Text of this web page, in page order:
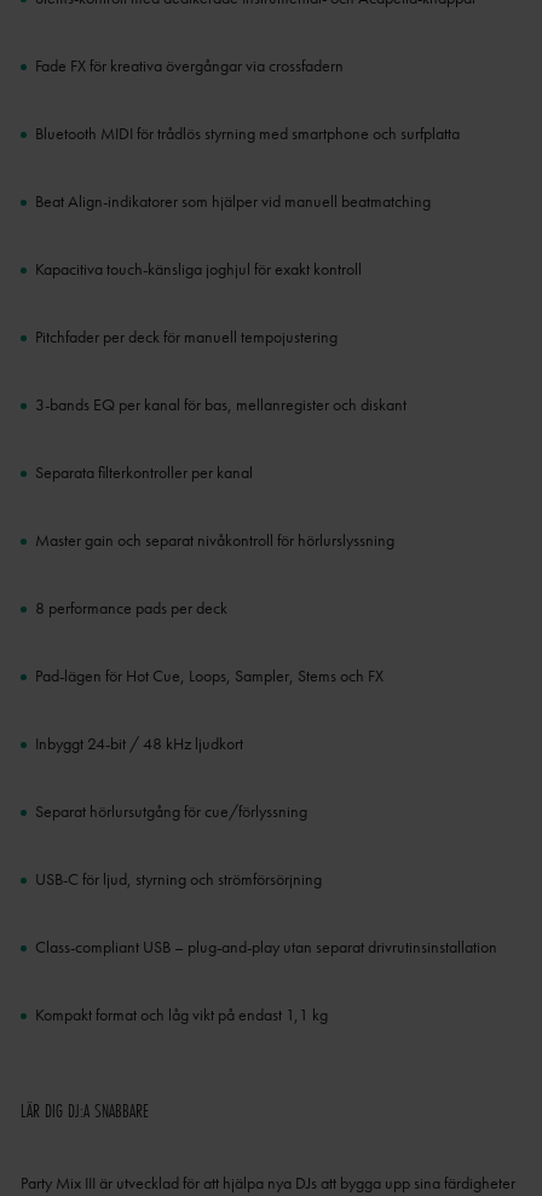
Fade FX för kreativa övergångar via crossfadern
Bluetooth MIDI för trådlös styrning med smartphone och surfplatta
Beat Align-indikatorer som hjälper vid manuell beatmatching
Kapacitiva touch-känsliga joghjul för exakt kontroll
Pitchfader per deck för manuell tempojustering
3-bands EQ per kanal för bas, mellanregister och diskant
Separata filterkontroller per kanal
Master gain och separat nivåkontroll för hörlurslyssning
8 performance pads per deck
Pad-lägen för Hot Cue, Loops, Sampler, Stems och FX
Inbyggt 24-bit / 48 kHz ljudkort
Separat hörlursutgång för cue/förlyssning
USB-C för ljud, styrning och strömförsörjning
Class-compliant USB – plug-and-play utan separat drivrutinsinstallation
Kompakt format och låg vikt på endast 1,1 kg
LÄR DIG DJ:A SNABBARE
Party Mix III är utvecklad för att hjälpa nya DJs att bygga upp sina färdigheter